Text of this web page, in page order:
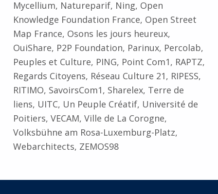
Mycellium, Natureparif, Ning, Open
Knowledge Foundation France, Open Street
Map France, Osons les jours heureux,
OuiShare, P2P Foundation, Parinux, Percolab,
Peuples et Culture, PING, Point Com1, RAPTZ,
Regards Citoyens, Réseau Culture 21, RIPESS,
RITIMO, SavoirsCom1, Sharelex, Terre de
liens, UITC, Un Peuple Créatif, Université de
Poitiers, VECAM, Ville de La Corogne,
Volksbühne am Rosa-Luxemburg-Platz,
Webarchitects, ZEMOS98